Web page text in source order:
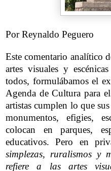
Por Reynaldo Peguero
Este comentario analítico
artes visuales y
todos, formulábamos el
Agenda de Cultura para
artistas cumplen lo que
monumentos, efigies,
colocan en parques,
educativos. Pero en
simplezas, ruralismos y
refiere a las artes